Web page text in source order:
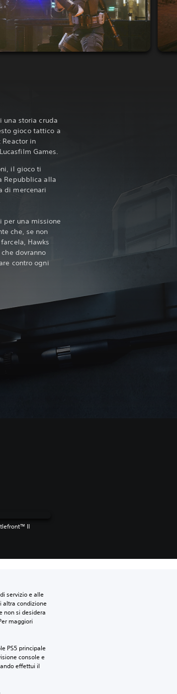
una storia cruda
gioco tattico a
in
Games.
il gioco ti
Repubblica alla
di mercenari
per una missione
che, se non
Hawks
dovranno
contro ogni
II
servizio e alle
altra condizione
non si desidera
maggiori
PS5 principale
console e
effettui il